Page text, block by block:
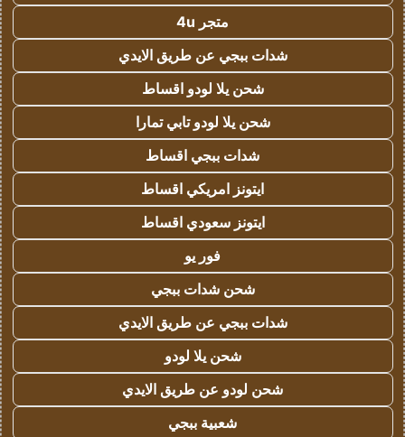
متجر 4u
شدات ببجي عن طريق الايدي
شحن يلا لودو اقساط
شحن يلا لودو تابي تمارا
شدات ببجي اقساط
ايتونز امريكي اقساط
ايتونز سعودي اقساط
فور يو
شحن شدات ببجي
شدات ببجي عن طريق الايدي
شحن يلا لودو
شحن لودو عن طريق الايدي
شعبية ببجي